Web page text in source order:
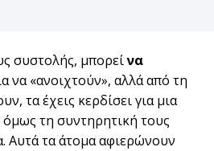
συστολής, μπορείνα
να «ανοιχτούν», αλλά από τη
τα έχεις κερδίσει για μια
τη συντηρητική τους
Αυτά τα άτομα αφιερώνουν